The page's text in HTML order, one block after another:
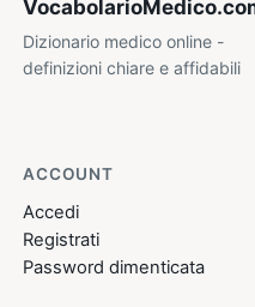
VocabolarioMedico
Dizionario medico online -
definizioni chiare e affidabili
ACCOUNT
Accedi
Registrati
Password dimenticata